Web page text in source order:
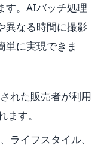
す。AIバッチ処理
異なる時間に撮影
単に実現できま
れた販売者が利用
す。
ライフスタイル、